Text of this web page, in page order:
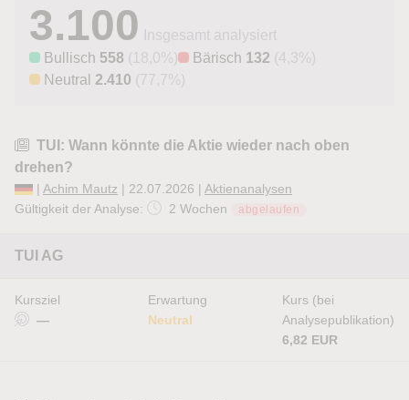
3.100
Insgesamt analysiert
Bullisch 558 (18,0%) Bärisch 132 (4,3%)
Neutral 2.410 (77,7%)
TUI: Wann könnte die Aktie wieder nach oben
drehen?
| Achim Mautz | 22.07.2026 | Aktienanalysen
Gültigkeit der Analyse:
2 Wochen abgelaufen
TUI AG
Kursziel
—
Erwartung
Neutral
Kurs (bei
Analysepublikation)
6,82 EUR